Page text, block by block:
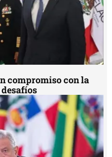
compromiso con la